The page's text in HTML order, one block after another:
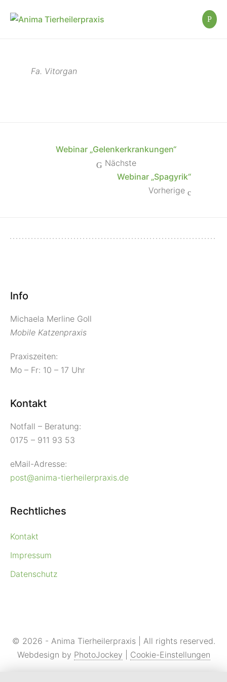
Fa. Vitorgan
Webinar „Gelenkerkrankungen“
Nächste
Webinar „Spagyrik“
Vorherige
Info
Michaela Merline Goll
Mobile Katzenpraxis
Praxiszeiten:
Mo – Fr: 10 – 17 Uhr
Kontakt
Notfall – Beratung:
0175 – 911 93 53
eMail-Adresse:
post@anima-tierheilerpraxis.de
Rechtliches
Kontakt
Impressum
Datenschutz
© 2026 - Anima Tierheilerpraxis | All rights reserved.
Webdesign by PhotoJockey Cookie-Einstellungen